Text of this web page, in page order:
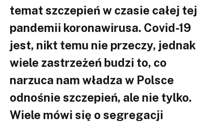
temat szczepień w czasie całej tej
pandemii koronawirusa. Covid-19
jest, nikt temu nie przeczy, jednak
wiele zastrzeżeń budzi to, co
narzuca nam władza w Polsce
odnośnie szczepień, ale nie tylko.
Wiele mówi się o segregacji